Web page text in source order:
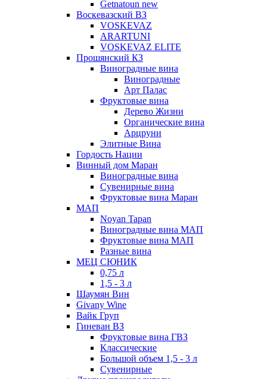
Getnatoun new
Воскевазский ВЗ
VOSKEVAZ
ARARTUNI
VOSKEVAZ ELITE
Прошянский КЗ
Виноградные вина
Виноградные
Арт Палас
Фруктовые вина
Дерево Жизни
Органические вина
Арцруни
Элитные Вина
Гордость Нации
Винный дом Маран
Виноградные вина
Сувенирные вина
Фруктовые вина Маран
МАП
Noyan Tapan
Виноградные вина МАП
Фруктовые вина МАП
Разные вина
МЕЦ СЮНИК
0,75 л
1,5 - 3 л
Шаумян Вин
Givany Wine
Вайк Груп
Гиневан ВЗ
Фруктовые вина ГВЗ
Классические
Большой объем 1,5 - 3 л
Сувенирные